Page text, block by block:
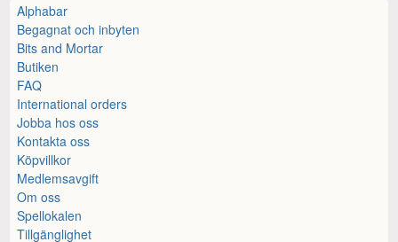
Alphabar
Begagnat och inbyten
Bits and Mortar
Butiken
FAQ
International orders
Jobba hos oss
Kontakta oss
Köpvillkor
Medlemsavgift
Om oss
Spellokalen
Tillgänglighet